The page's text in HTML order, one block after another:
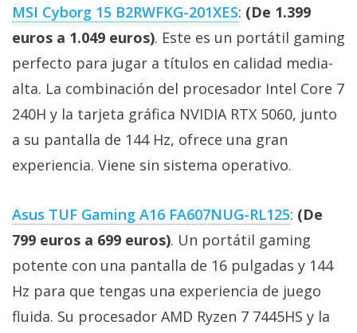
MSI Cyborg 15 B2RWFKG-201XES: (De 1.399
euros a 1.049 euros). Este es un portátil gaming
perfecto para jugar a títulos en calidad media-
alta. La combinación del procesador Intel Core 7
240H y la tarjeta gráfica NVIDIA RTX 5060, junto
a su pantalla de 144 Hz, ofrece una gran
experiencia. Viene sin sistema operativo.
Asus TUF Gaming A16 FA607NUG-RL125: (De
799 euros a 699 euros). Un portátil gaming
potente con una pantalla de 16 pulgadas y 144
Hz para que tengas una experiencia de juego
fluida. Su procesador AMD Ryzen 7 7445HS y la